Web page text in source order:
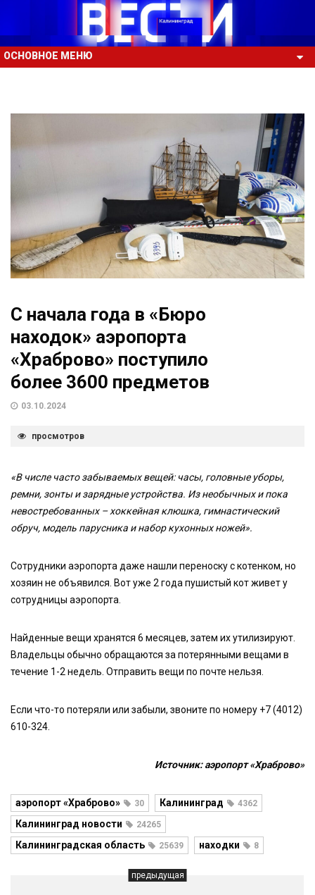
ОСНОВНОЕ МЕНЮ
С начала года в «Бюро
находок» аэропорта
«Храброво» поступило
более 3600 предметов
03.10.2024
просмотров
«В числе часто забываемых вещей: часы, головные уборы,
ремни, зонты и зарядные устройства. Из необычных и пока
невостребованных – хоккейная клюшка, гимнастический
обруч, модель парусника и набор кухонных ножей».
Сотрудники аэропорта даже нашли переноску с котенком, но
хозяин не объявился. Вот уже 2 года пушистый кот живет у
сотрудницы аэропорта.
Найденные вещи хранятся 6 месяцев, затем их утилизируют.
Владельцы обычно обращаются за потерянными вещами в
течение 1-2 недель. Отправить вещи по почте нельзя.
Если что-то потеряли или забыли, звоните по номеру +7 (4012)
610-324.
Источник: аэропорт «Храброво»
аэропорт «Храброво» 30 Калининград 4362
Калининград новости 24265
Калининградская область 25639 находки 8
предыдущая